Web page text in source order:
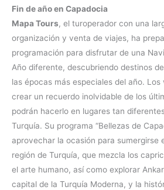
Fin de año en Capadocia
Mapa Tours, el turoperador con una
organización y venta de viajes, ha
programación para disfrutar de una
Año diferente, descubriendo destinos
las épocas más especiales del año.
crear un recuerdo inolvidable de los
podrán hacerlo en lugares tan
Turquía. Su programa “Bellezas de
aprovechar la ocasión para sumergirse
región de Turquía, que mezcla los
el arte humano, así como explorar
capital de la Turquía Moderna, y la